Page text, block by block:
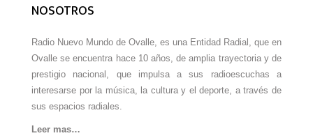
NOSOTROS
Radio Nuevo Mundo de Ovalle, es una Entidad Radial, que en
Ovalle se encuentra hace 10 años, de amplia trayectoria y de
prestigio nacional, que impulsa a sus radioescuchas a
interesarse por la música, la cultura y el deporte, a través de
sus espacios radiales.
Leer mas…